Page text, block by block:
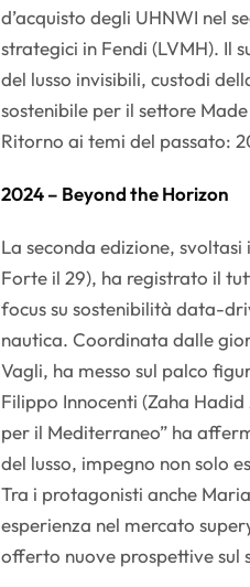
d’acquisto degli UHNWI nel
strategici in Fendi (LVMH). Il
del lusso invisibili, custodi
sostenibile per il settore
Ritorno ai temi del passato:
2024 – Beyond the Horizon
La seconda edizione,
Forte il 29), ha registrato il
focus su sostenibilità data-
nautica. Coordinata dalle
Vagli, ha messo sul palco
Filippo Innocenti (Zaha Hadid
per il Mediterraneo” ha
del lusso, impegno non solo
Tra i protagonisti anche
esperienza nel mercato
offerto nuove prospettive sul